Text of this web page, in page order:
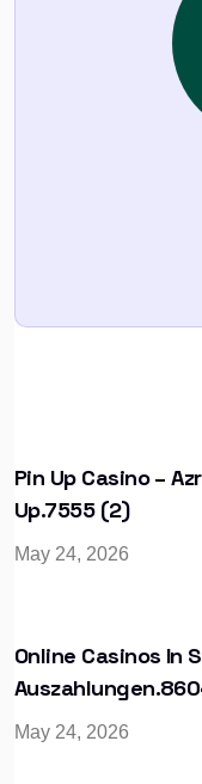
Pin Up Casino –
Up.7555 (2)
May 24, 2026
Online Casinos In
May 24, 2026